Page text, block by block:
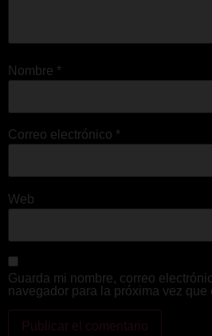
Nombre *
Correo electrónico *
Web
Guarda mi nombre, correo
navegador para la próxima vez que